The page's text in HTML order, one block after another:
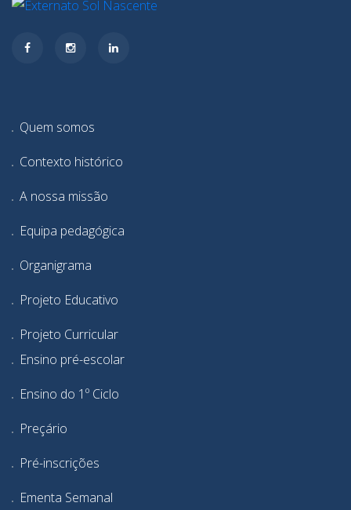
Quem somos
Contexto histórico
A nossa missão
Equipa pedagógica
Organigrama
Projeto Educativo
Projeto Curricular
Ensino pré-escolar
Ensino do 1º Ciclo
Preçário
Pré-inscrições
Ementa Semanal